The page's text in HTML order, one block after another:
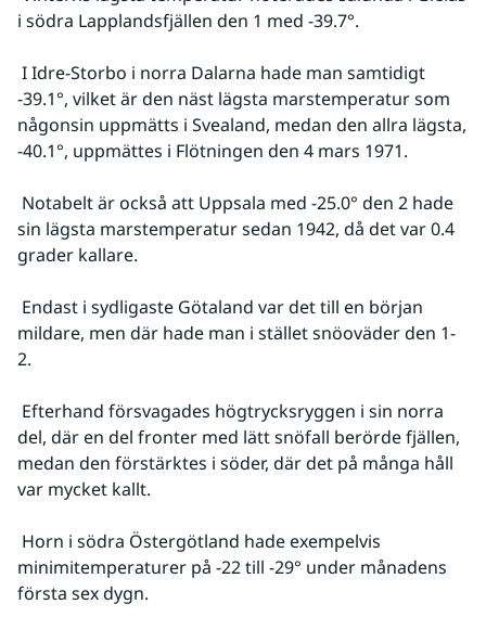
i södra Lapplandsfjällen den 1 med -39.7°.
-39.1°, vilket är den näst lägsta marstemperatur som
någonsin uppmätts i Svealand, medan den allra lägsta,
-40.1°, uppmättes i Flötningen den 4 mars 1971.
sin lägsta marstemperatur sedan 1942, då det var 0.4
grader kallare.
mildare, men där hade man i stället snöoväder den 1-
2.
del, där en del fronter med lätt snöfall berörde fjällen,
medan den förstärktes i söder, där det på många håll
var mycket kallt.
minimitemperaturer på -22 till -29° under månadens
första sex dygn.